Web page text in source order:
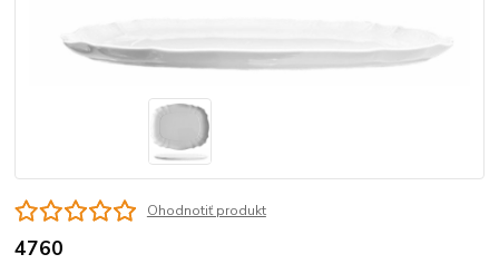
Ohodnotiť produkt
4760